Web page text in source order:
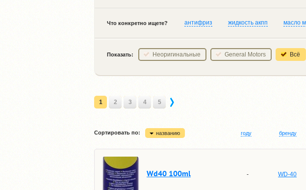
Что конкретно ищете? антифриз жидкость акпп масло
Показать: Неоригинальные General Motors Всё
1 2 3 4 5
Сортировать по: названию году бренду
Wd40 100ml - WD-40